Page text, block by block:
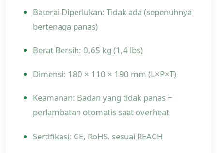
Baterai Diperlukan: Tidak ada (sepenuhnya
bertenaga panas)
Berat Bersih: 0,65 kg (1,4 lbs)
Dimensi: 180 × 110 × 190 mm (L×P×T)
Keamanan: Badan yang tidak panas +
perlambatan otomatis saat overheat
Sertifikasi: CE, RoHS, sesuai REACH